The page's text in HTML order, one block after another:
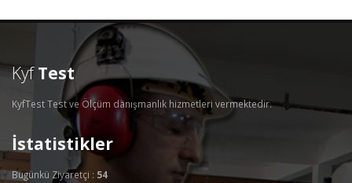
KyfTest
KyfTest Test ve Ölçüm danışmanlık hizmetleri vermektedir.
İstatistikler
Bugünkü Ziyaretçi : 54